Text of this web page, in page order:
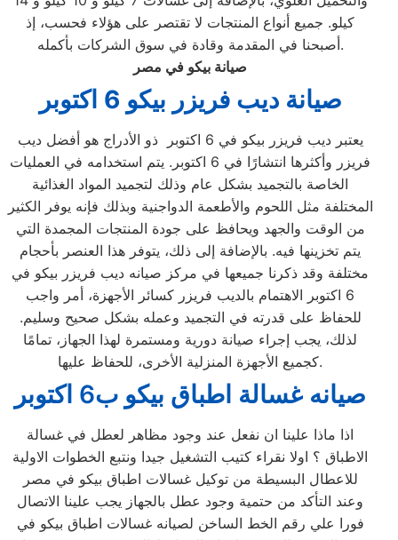
كيلو. جميع أنواع المنتجات لا تقتصر على هؤلاء فحسب، إذ
أصبحنا في المقدمة وقادة في سوق الشركات بأكمله.
صيانة بيكو في مصر
صيانة ديب فريزر بيكو 6 اكتوبر
يعتبر ديب فريزر بيكو في 6 اكتوبر ذو الأدراج هو أفضل ديب
فريزر وأكثرها انتشارًا في 6 اكتوبر. يتم استخدامه في العمليات
الخاصة بالتجميد بشكل عام وذلك لتجميد المواد الغذائية
المختلفة مثل اللحوم والأطعمة الدواجنية وبذلك فإنه يوفر الكثير
من الوقت والجهد ويحافظ على جودة المنتجات المجمدة التي
يتم تخزينها فيه. بالإضافة إلى ذلك، يتوفر هذا العنصر بأحجام
مختلفة وقد ذكرنا جميعها في مركز صيانه ديب فريزر بيكو في
6 اكتوبر الاهتمام بالديب فريزر كسائر الأجهزة، أمر واجب
للحفاظ على قدرته في التجميد وعمله بشكل صحيح وسليم.
لذلك، يجب إجراء صيانة دورية ومستمرة لهذا الجهاز، تمامًا
كجميع الأجهزة المنزلية الأخرى، للحفاظ عليها.
صيانه غسالة اطباق بيكو ب6 اكتوبر
اذا ماذا علينا ان نفعل عند وجود مظاهر لعطل في غسالة
الاطباق ؟ اولا نقراء كتيب التشغيل جيدا ونتبع الخطوات الاولية
للاعطال البسيطة من توكيل غسالات اطباق بيكو في مصر
وعند التأكد من حتمية وجود عطل بالجهاز يجب علينا الاتصال
فورا علي رقم الخط الساخن لصيانه غسالات اطباق بيكو في